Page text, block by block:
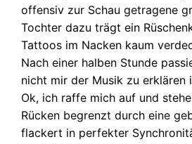
offensiv zur Schau getragene
Tochter dazu trägt ein
Tattoos im Nacken kaum
Nach einer halben Stunde
nicht mir der Musik zu erklären
Ok, ich raffe mich auf und
Rücken begrenzt durch eine
flackert in perfekter